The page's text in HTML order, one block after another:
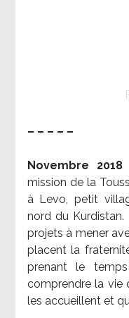
– – – – –
Novembre
mission de la
à Levo, petit
nord du
projets à mener
placent la
prenant le
comprendre la vie
les accueillent et